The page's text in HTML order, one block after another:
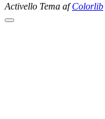
Activello Tema afColorlib